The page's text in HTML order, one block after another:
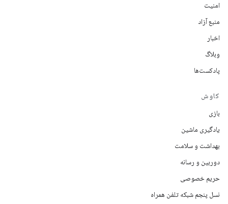
امنیت
منبع آزاد
اخبار
وبلاگ
پادکست‌ها
کاوش
بازی
یادگیری ماشین
بهداشت و سلامت
دوربین و رسانه
حریم خصوصی
نسل پنجم شبکه تلفن همراه